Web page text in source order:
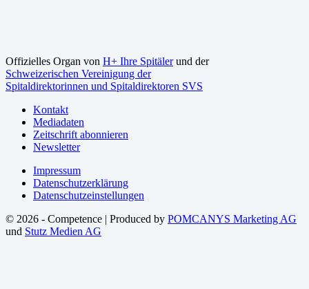
Offizielles Organ von H+ Ihre Spitälerund der
Schweizerischen Vereinigung der
Spitaldirektorinnen und Spitaldirektoren SVS
Kontakt
Mediadaten
Zeitschrift abonnieren
Newsletter
Impressum
Datenschutzerklärung
Datenschutzeinstellungen
© 2026 - Competence | Produced by POMCANYS Marketing AG
und Stutz Medien AG